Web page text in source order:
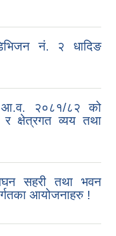
नं. २ धादिङ
आ.व. २०८१/८२ को
र क्षेत्रगत व्यय तथा
सहरी तथा भवन
आयोजनाहरु !